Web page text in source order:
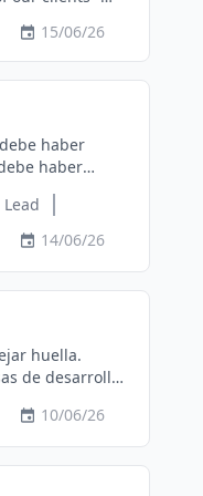
title,
progress and
activity -
15/06/26
14/06/26
huella.
de desarrollo
y
etc.),
y harás
Aportarás
10/06/26